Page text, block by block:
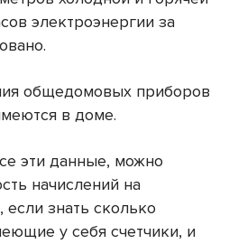
электроэнергии за
общедомовых приборов
в доме.
эти данные, можно
начислений на
знать сколько
у себя счетчики, и